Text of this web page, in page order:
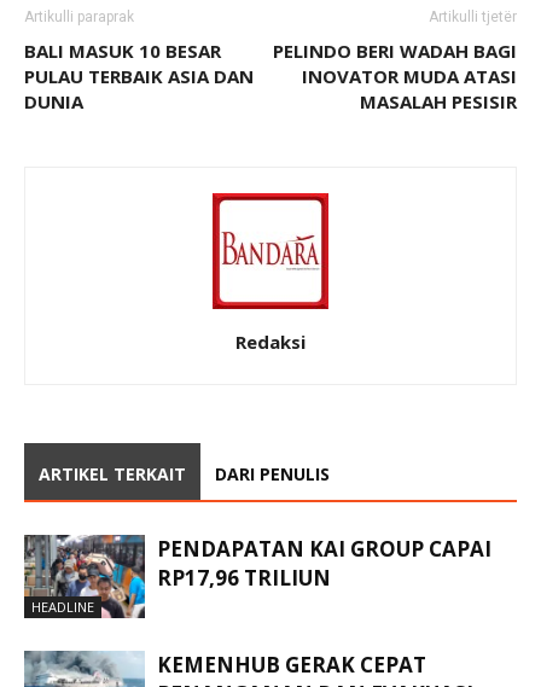
Artikulli paraprak
BALI MASUK 10 BESAR
PULAU TERBAIK ASIA DAN
DUNIA
Artikulli tjetër
PELINDO BERI WADAH BAGI
INOVATOR MUDA ATASI
MASALAH PESISIR
Redaksi
ARTIKEL TERKAIT DARI PENULIS
HEADLINE
PENDAPATAN KAI GROUP CAPAI
RP17,96 TRILIUN
KEMENHUB GERAK CEPAT